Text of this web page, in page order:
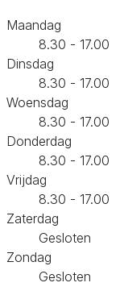
Maandag
8.30 - 17.00
Dinsdag
8.30 - 17.00
Woensdag
8.30 - 17.00
Donderdag
8.30 - 17.00
Vrijdag
8.30 - 17.00
Zaterdag
Gesloten
Zondag
Gesloten